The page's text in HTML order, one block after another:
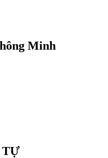
Minh
TỰ